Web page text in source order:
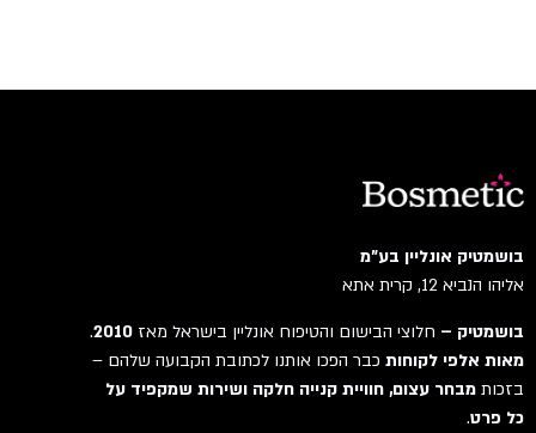
בושמטיק אונליין בע"מ
אליהו הנביא 12, קרית אתא
בושמטיק –חלוצי הבישום והטיפוח אונליין בישראל מאז2010
.
מאות אלפי לקוחותכבר הפכו אותנו לכתובת הקבועה שלהם –
בזכותמבחר עצום, חוויית קנייה חלקה ושירות שמקפיד על
כל פרט.